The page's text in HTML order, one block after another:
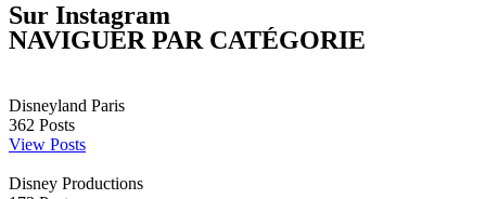
Sur Instagram
NAVIGUER PAR CATÉGORIE
Disneyland Paris
362 Posts
View Posts
Disney Productions